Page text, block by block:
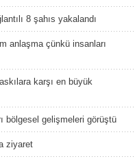
8 şahıs yakalandı
anlaşma çünkü insanları
karşı en büyük
bölgesel gelişmeleri görüştü
ziyaret